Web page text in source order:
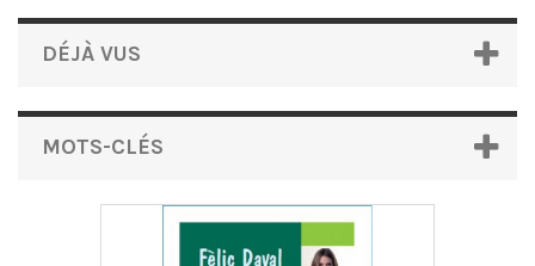
DÉJÀ VUS
MOTS-CLÉS